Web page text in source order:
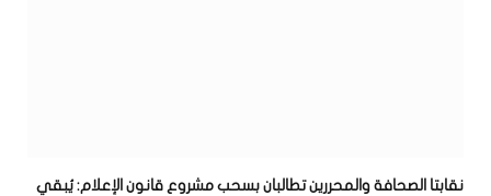
نقابتا الصحافة والمحررين تطالبان بسحب مشروع قانون الإعلام: يُبقي